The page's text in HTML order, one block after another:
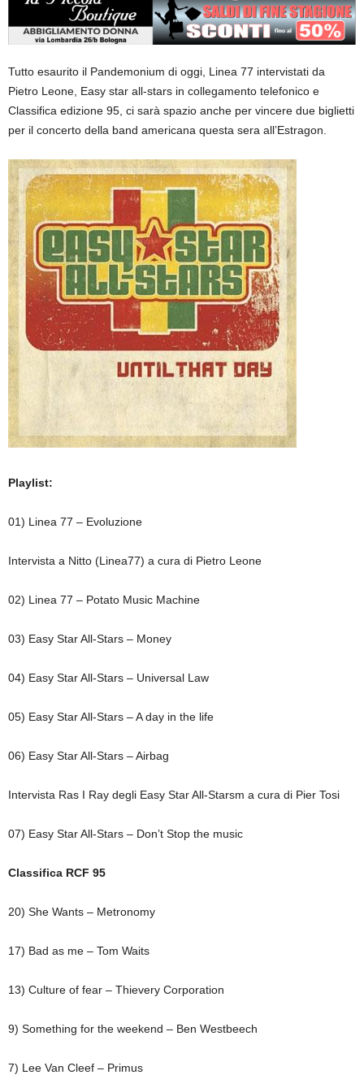
Tutto esaurito il Pandemonium di oggi, Linea 77 intervistati da
Pietro Leone, Easy star all-stars in collegamento telefonico e
Classifica edizione 95, ci sarà spazio anche per vincere due biglietti
per il concerto della band americana questa sera all’Estragon.
Playlist:
01) Linea 77 – Evoluzione
Intervista a Nitto (Linea77) a cura di Pietro Leone
02) Linea 77 – Potato Music Machine
03) Easy Star All-Stars – Money
04) Easy Star All-Stars – Universal Law
05) Easy Star All-Stars – A day in the life
06) Easy Star All-Stars – Airbag
Intervista Ras I Ray degli Easy Star All-Starsm a cura di Pier Tosi
07) Easy Star All-Stars – Don’t Stop the music
Classifica RCF 95
20) She Wants – Metronomy
17) Bad as me – Tom Waits
13) Culture of fear – Thievery Corporation
9) Something for the weekend – Ben Westbeech
7) Lee Van Cleef – Primus